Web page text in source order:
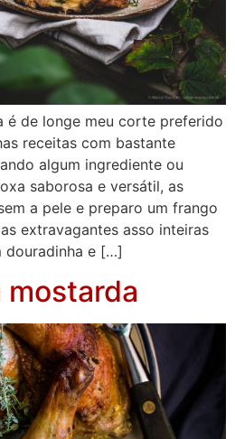
é de longe meu corte preferido
receitas com bastante
algum ingrediente ou
saborosa e versátil, as
a pele e preparo um frango
extravagantes asso inteiras
douradinha e […]
mostarda